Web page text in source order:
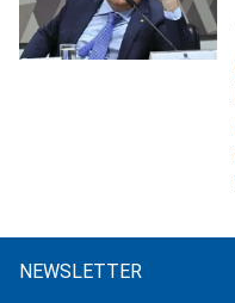
NEWSLETTER